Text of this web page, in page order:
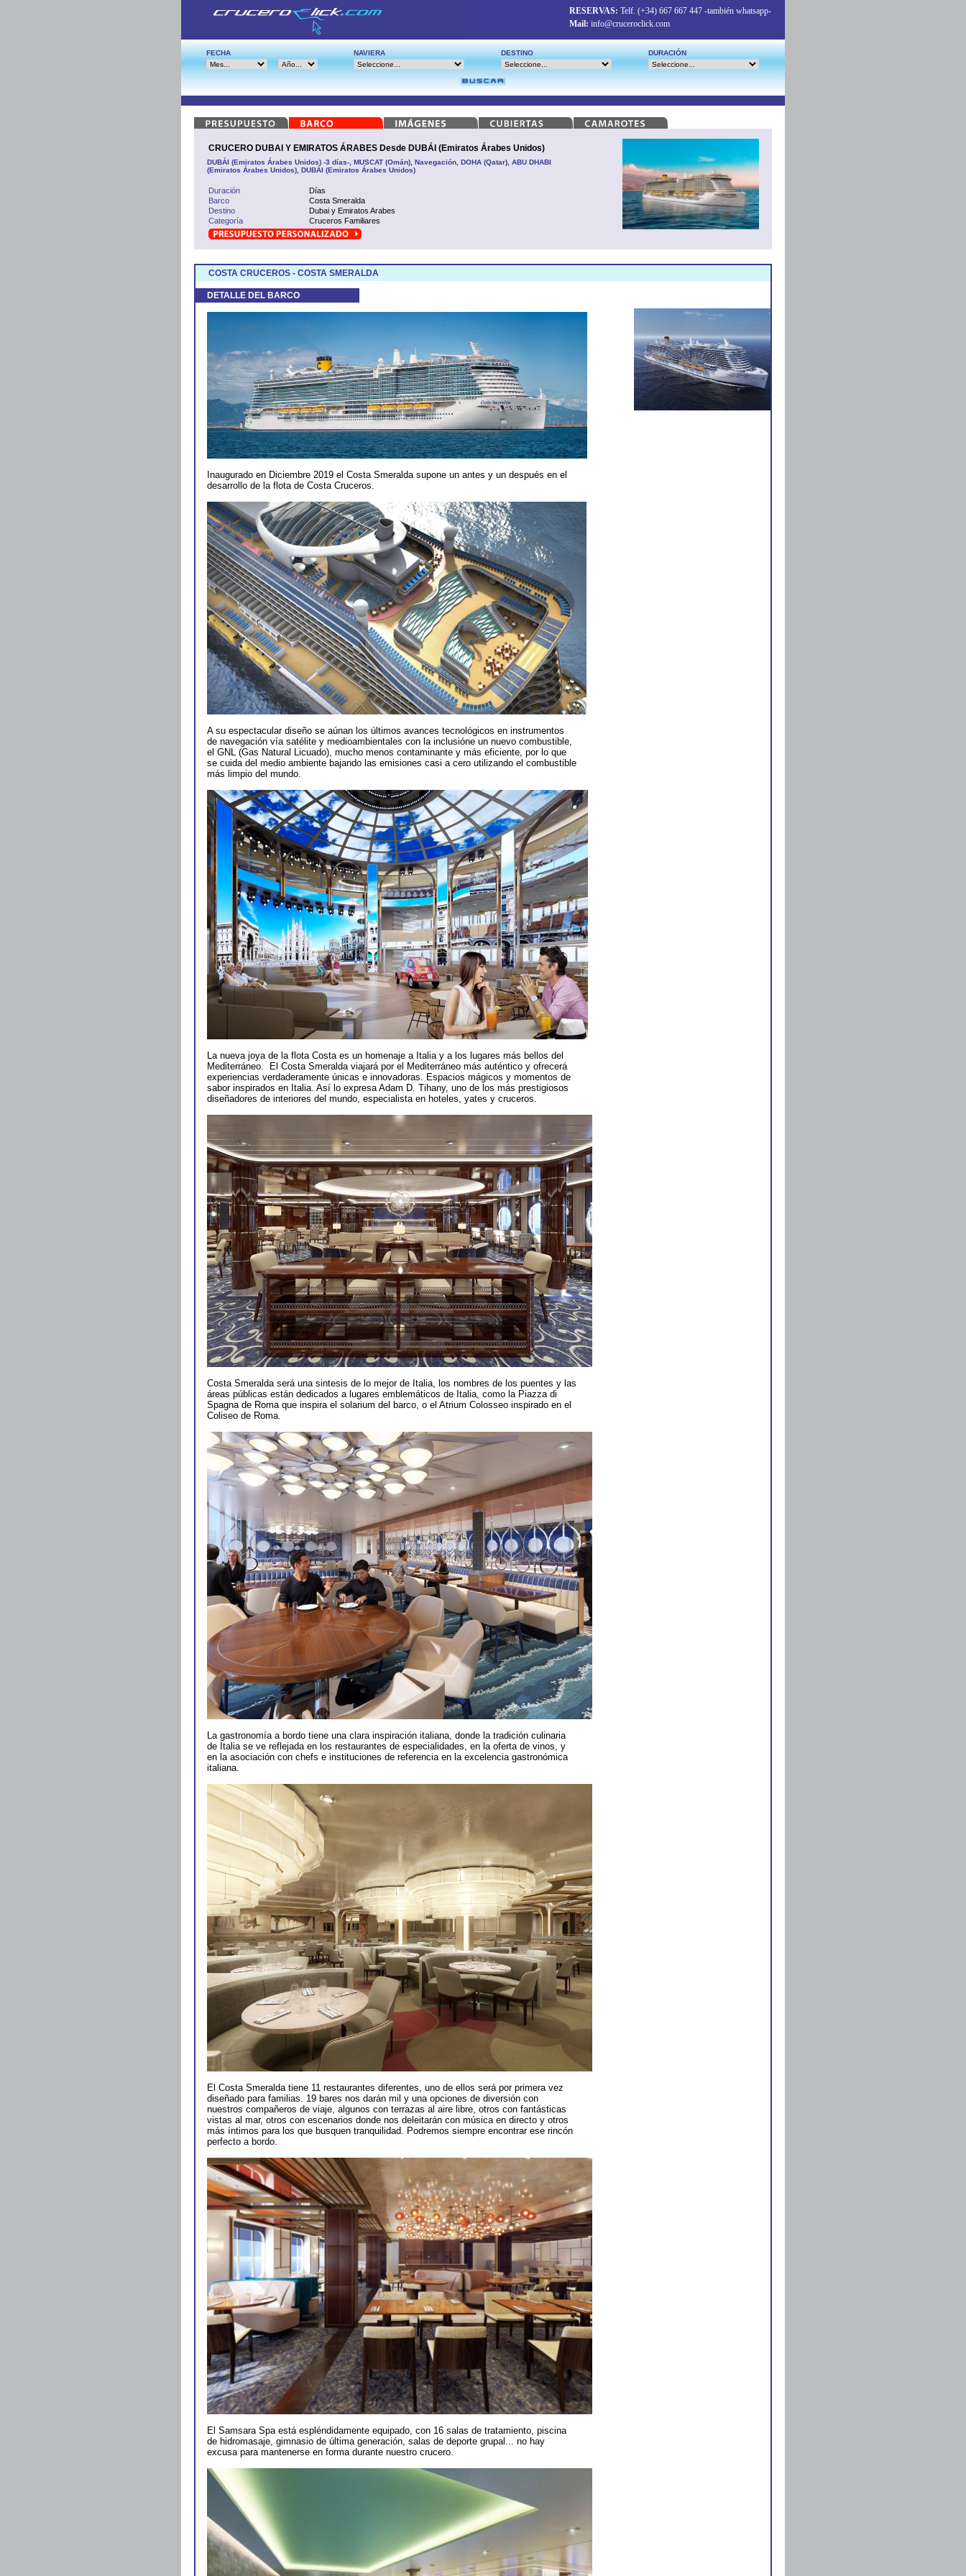
RESERVAS: Telf. (+34) 667 667 447 -también whatsapp-
Mail: info@cruceroclick.com
FECHA NAVIERA DESTINO DURACIÓN
CRUCERO DUBAI Y EMIRATOS ÁRABES Desde DUBÁI (Emiratos Árabes Unidos)
DUBÁI (Emiratos Árabes Unidos) -3 días-, MUSCAT (Omán), Navegación, DOHA (Qatar), ABU DHABI
(Emiratos Árabes Unidos), DUBÁI (Emiratos Árabes Unidos)
Duración
Días
Barco
Costa Smeralda
Destino
Dubai y Emiratos Arabes
Categoría
Cruceros Familiares
COSTA CRUCEROS - COSTA SMERALDA
DETALLE DEL BARCO
Inaugurado en Diciembre 2019 el Costa Smeralda supone un antes y un después en el
desarrollo de la flota de Costa Cruceros.
A su espectacular diseño se aúnan los últimos avances tecnológicos en instrumentos
de navegación vía satélite y medioambientales con la inclusióne un nuevo combustible,
el GNL (Gas Natural Licuado), mucho menos contaminante y más eficiente, por lo que
se cuida del medio ambiente bajando las emisiones casi a cero utilizando el combustible
más limpio del mundo.
La nueva joya de la flota Costa es un homenaje a Italia y a los lugares más bellos del
Mediterráneo. El Costa Smeralda viajará por el Mediterráneo más auténtico y ofrecerá
experiencias verdaderamente únicas e innovadoras. Espacios mágicos y momentos de
sabor inspirados en Italia. Así lo expresa Adam D. Tihany, uno de los más prestigiosos
diseñadores de interiores del mundo, especialista en hoteles, yates y cruceros.
Costa Smeralda será una sintesis de lo mejor de Italia, los nombres de los puentes y las
áreas públicas están dedicados a lugares emblemáticos de Italia, como la Piazza di
Spagna de Roma que inspira el solarium del barco, o el Atrium Colosseo inspirado en el
Coliseo de Roma.
La gastronomía a bordo tiene una clara inspiración italiana, donde la tradición culinaria
de Italia se ve reflejada en los restaurantes de especialidades, en la oferta de vinos, y
en la asociación con chefs e instituciones de referencia en la excelencia gastronómica
italiana.
El Costa Smeralda tiene 11 restaurantes diferentes, uno de ellos será por primera vez
diseñado para familias. 19 bares nos darán mil y una opciones de diversión con
nuestros compañeros de viaje, algunos con terrazas al aire libre, otros con fantásticas
vistas al mar, otros con escenarios donde nos deleitarán con música en directo y otros
más íntimos para los que busquen tranquilidad. Podremos siempre encontrar ese rincón
perfecto a bordo.
El Samsara Spa está espléndidamente equipado, con 16 salas de tratamiento, piscina
de hidromasaje, gimnasio de última generación, salas de deporte grupal... no hay
excusa para mantenerse en forma durante nuestro crucero.